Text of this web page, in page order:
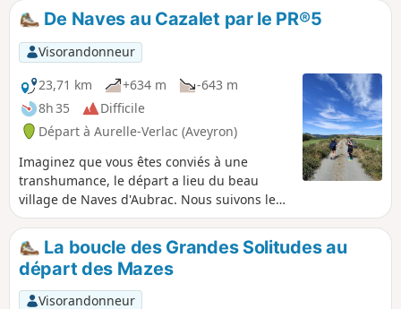
panoramas magnifiques vont se
succéder lors de cette descente. Centre
de l'ancienne terre, le village d'Aurelle
est abandonné depuis 1948, il reste le
lieu sanctuaire le plus représentatif du
Haut Rouergue. Ici même, une
civilisation rurale venant du fond des
âges disparaît et s'efface de nos
mémoires.
De Naves au Cazalet par le PR®5
Visorandonneur
23,71 km
+634 m
-643 m
8h 35
Difficile
Départ à Aurelle-Verlac (Aveyron)
Imaginez que vous êtes conviés à une
transhumance, le départ a lieu du beau
village de Naves d'Aubrac. Nous suivons les
drailles qui nous mèneront vers les
montagnes, noms donnés aux propriétés de
grands espaces herbeux. Là haut l'air est vif
et les panoramas somptueux. Cazalet
domine l'ascension, puis nous arrivons au
La boucle des Grandes Solitudes au
départ des Mazes
Visorandonneur